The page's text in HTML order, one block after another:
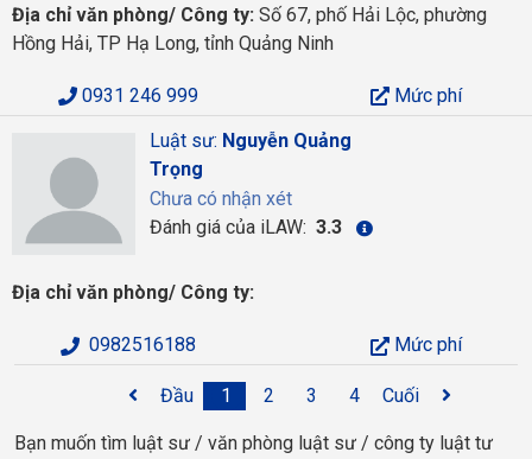
Địa chỉ văn phòng/ Công ty: Số 67, phố Hải Lộc, phường
Hồng Hải, TP Hạ Long, tỉnh Quảng Ninh
0931 246 999
Mức phí
Luật sư: Nguyễn Quảng
Trọng
Chưa có nhận xét
Đánh giá của iLAW: 3.3
Địa chỉ văn phòng/ Công ty:
0982516188 Mức phí
Đầu 1 2 3 4 Cuối
Bạn muốn tìm luật sư / văn phòng luật sư / công ty luật tư